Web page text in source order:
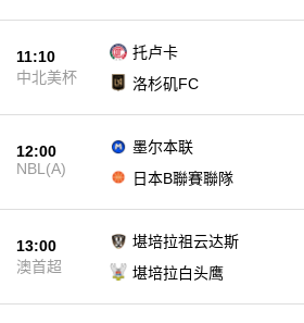
11:10
中北美杯
托卢卡
洛杉矶FC
12:00
NBL(A)
墨尔本联
日本B聯賽聯隊
13:00
澳首超
堪培拉祖云达斯
堪培拉白头鹰